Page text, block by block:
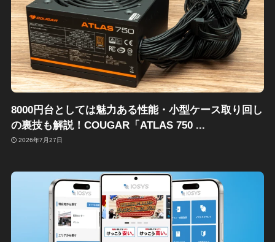
8000円台としては魅力ある性能・小型ケース取り回し
の裏技も解説！COUGAR「ATLAS 750 ...
2026年7月27日